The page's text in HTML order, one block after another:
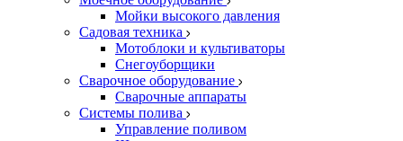
Мойки высокого давления
Садовая техника
Мотоблоки и культиваторы
Снегоуборщики
Сварочное оборудование
Сварочные аппараты
Системы полива
Управление поливом